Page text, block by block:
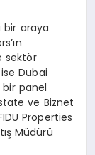
bir araya
sektör
Dubai
bir panel
ve Biznet
Properties
Müdürü